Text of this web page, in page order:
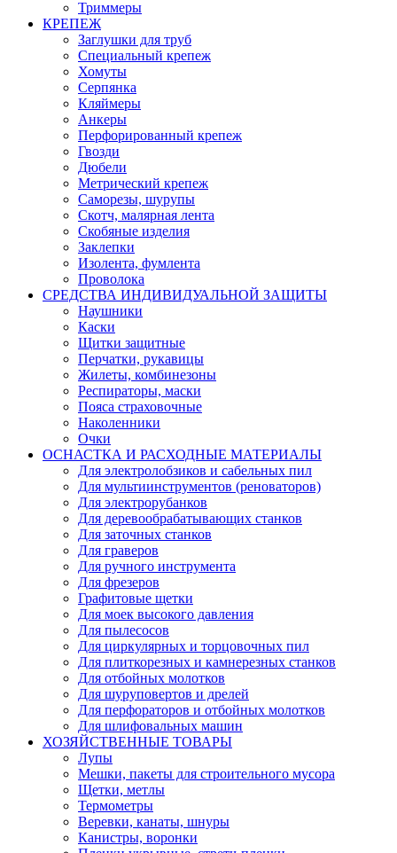
Триммеры
КРЕПЕЖ
Заглушки для труб
Специальный крепеж
Хомуты
Серпянка
Кляймеры
Анкеры
Перфорированный крепеж
Гвозди
Дюбели
Метрический крепеж
Саморезы, шурупы
Скотч, малярная лента
Скобяные изделия
Заклепки
Изолента, фумлента
Проволока
СРЕДСТВА ИНДИВИДУАЛЬНОЙ ЗАЩИТЫ
Наушники
Каски
Щитки защитные
Перчатки, рукавицы
Жилеты, комбинезоны
Респираторы, маски
Пояса страховочные
Наколенники
Очки
ОСНАСТКА И РАСХОДНЫЕ МАТЕРИАЛЫ
Для электролобзиков и сабельных пил
Для мультиинструментов (реноваторов)
Для электрорубанков
Для деревообрабатывающих станков
Для заточных станков
Для граверов
Для ручного инструмента
Для фрезеров
Графитовые щетки
Для моек высокого давления
Для пылесосов
Для циркулярных и торцовочных пил
Для плиткорезных и камнерезных станков
Для отбойных молотков
Для шуруповертов и дрелей
Для перфораторов и отбойных молотков
Для шлифовальных машин
ХОЗЯЙСТВЕННЫЕ ТОВАРЫ
Лупы
Мешки, пакеты для строительного мусора
Щетки, метлы
Термометры
Веревки, канаты, шнуры
Канистры, воронки